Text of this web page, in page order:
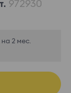
972930
2 мес.